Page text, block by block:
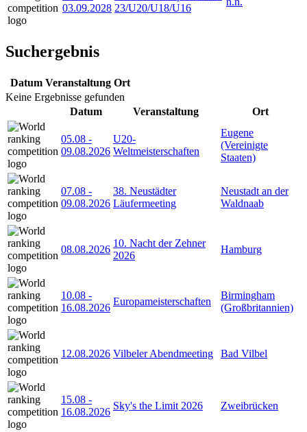
03.09.2028 23/U20/U18/U16
Suchergebnis
Datum Veranstaltung Ort
Keine Ergebnisse gefunden
Datum
Veranstaltung Ort
05.08 -
09.08.2026
U20-
Weltmeisterschaften
Eugene
(Vereinigte
Staaten)
07.08 -
09.08.2026
38. Neustädter
Läufermeeting
Neustadt an der
Waldnaab
08.08.2026
10. Nacht der Zehner
2026
Hamburg
10.08 -
16.08.2026
Europameisterschaften
Birmingham
(Großbritannien)
12.08.2026 Vilbeler Abendmeeting Bad Vilbel
15.08 -
16.08.2026
Sky's the Limit 2026 Zweibrücken